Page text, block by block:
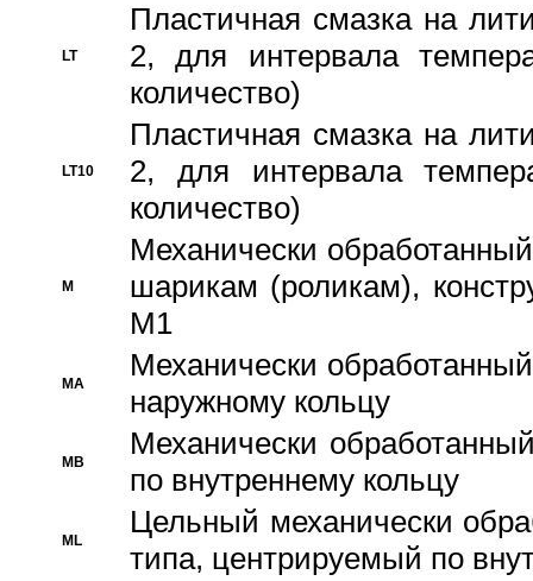
LT
Пластичная смазка на
2, для интервала
количество)
LT10
Пластичная смазка на
2, для интервала
количество)
M
Механически
шарикам (роликам),
M1
MA
Механически
наружному кольцу
MB
Механически
по внутреннему кольцу
ML
Цельный механически
типа, центрируемый по